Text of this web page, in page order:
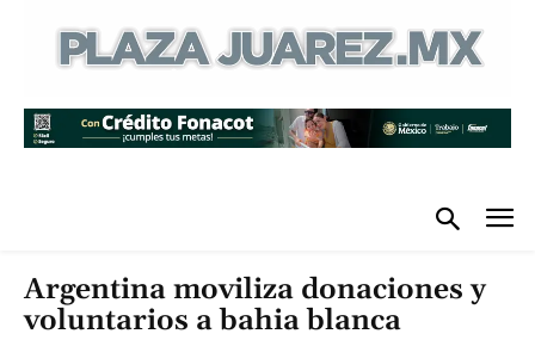
Argentina moviliza donaciones y
voluntarios a bahia blanca